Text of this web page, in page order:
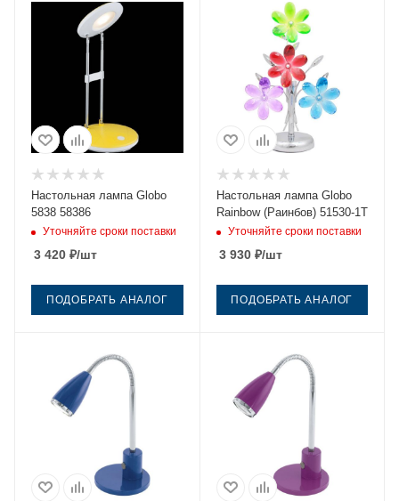
Настольная лампа Globo
5838 58386
Уточняйте сроки поставки
3 420 ₽/шт
ПОДОБРАТЬ АНАЛОГ
Настольная лампа Globo
Rainbow (Раинбов) 51530-1T
Уточняйте сроки поставки
3 930₽/шт
ПОДОБРАТЬ АНАЛОГ